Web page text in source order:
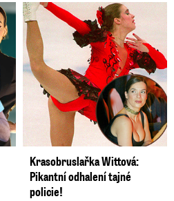
Krasobruslařka Wittová:
Pikantní odhalení tajné
policie!